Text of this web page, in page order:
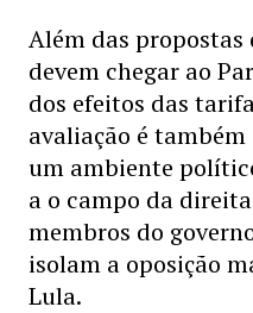
Além das propostas
devem chegar ao
dos efeitos das
avaliação é
um ambiente
a o campo da
membros do
isolam a oposição
Lula.